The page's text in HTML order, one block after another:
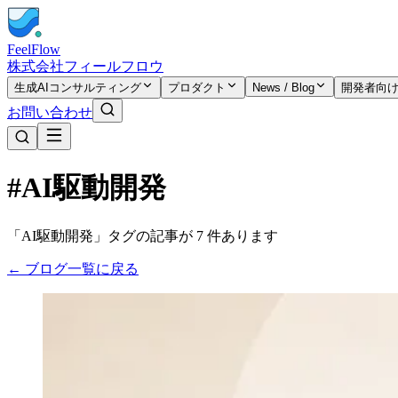
FeelFlow
株式会社フィールフロウ
生成AIコンサルティング プロダクト News / Blog 開発者向け
お問い合わせ
#AI駆動開発
「AI駆動開発」タグの記事が 7 件あります
← ブログ一覧に戻る